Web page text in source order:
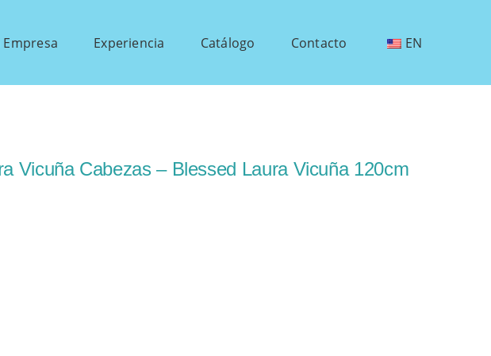
Experiencia Catálogo Contacto EN
Vicuña Cabezas – Blessed Laura Vicuña 120cm